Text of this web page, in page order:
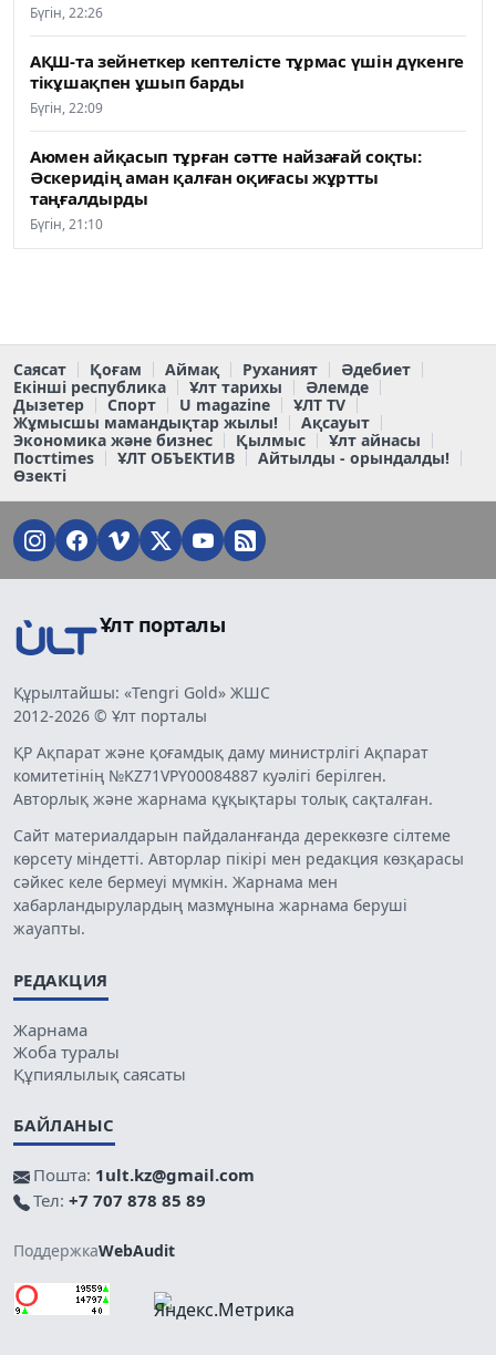
Бүгін, 22:26
АҚШ-та зейнеткер кептелісте тұрмас үшін дүкенге
тікұшақпен ұшып барды
Бүгін, 22:09
Аюмен айқасып тұрған сәтте найзағай соқты:
Әскеридің аман қалған оқиғасы жұртты
таңғалдырды
Бүгін, 21:10
Саясат Қоғам Аймақ Руханият
Әдебиет
Екінші республика
Ұлт тарихы
Әлемде
Дызетер
Спорт U magazine
ҰЛТ TV
Жұмысшы мамандықтар жылы!
Ақсауыт
Экономика және бизнес
Қылмыс
Ұлт айнасы
Постtimes
ҰЛТ ОБЪЕКТИВ
Айтылды - орындалды!
Өзекті
Ұлт порталы
Құрылтайшы: «Tengri Gold» ЖШС
2012-2026 © Ұлт порталы
ҚР Ақпарат және қоғамдық даму министрлігі Ақпарат
комитетінің №KZ71VPY00084887 куәлігі берілген.
Авторлық және жарнама құқықтары толық сақталған.
Сайт материалдарын пайдаланғанда дереккөзге сілтеме
көрсету міндетті. Авторлар пікірі мен редакция көзқарасы
сәйкес келе бермеуі мүмкін. Жарнама мен
хабарландырулардың мазмұнына жарнама беруші
жауапты.
РЕДАКЦИЯ
Жарнама
Жоба туралы
Құпиялылық саясаты
БАЙЛАНЫС
Пошта: 1ult.kz@gmail.com
Тел: +7 707 878 85 89
ПоддержкаWebAudit